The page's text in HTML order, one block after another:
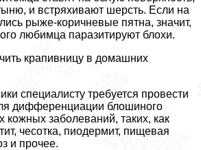
и встряхивают шерсть. Если на
рыже-коричневые пятна, значит,
любимца паразитируют блохи.
крапивницу в домашних
специалисту требуется провести
дифференциации блошиного
кожных заболеваний, таких, как
чесотка, пиодермит, пищевая
и прочее.